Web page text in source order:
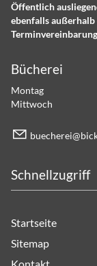
Öffentlich
ebenfalls
Bücherei
Montag
Mittwoch
b ch r b
Schnellzugriff
Startseite
Sitemap